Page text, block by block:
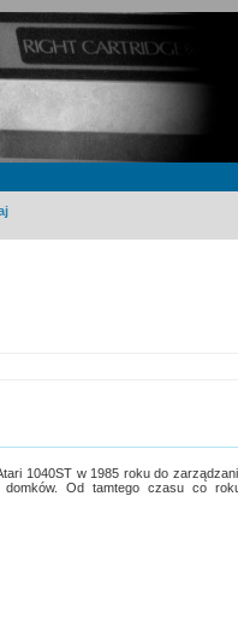
1040ST w 1985 roku do
domków. Od tamtego czasu co